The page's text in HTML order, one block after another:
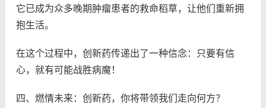
它已成为众多晚期肿瘤患者的救命稻草，让他们重新拥
抱生活。
在这个过程中，创新药传递出了一种信念：只要有信
心，就有可能战胜病魔！
四、燃情未来：创新药，你将带领我们走向何方？